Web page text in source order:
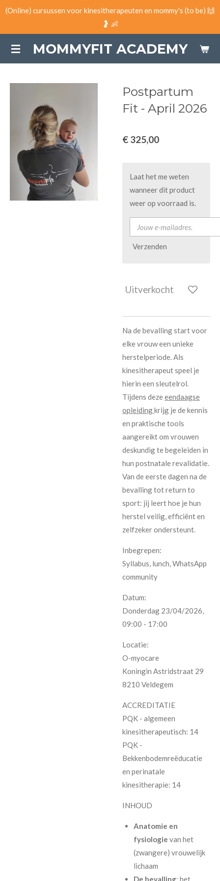
Ga
de
hoofdinhoud
MOMMYFIT ACADEMY
(Online) cursussen voor kinesitherapeuten en mommy's (to be) 🙌
🤰 👶
Postpartum
Fit - April 2026
€ 325,00
Laat het me weten
wanneer dit product
weer op voorraad is.
Verzenden
Uitverkocht
Na de bevalling start voor
elke vrouw een unieke
herstelperiode. Als
kinesitherapeut speel je
hierin een sleutelrol.
Tijdens dezeeendaagse
opleidingkrijg je de kennis
en praktische tools
aangereikt om vrouwen
deskundig te begeleiden in
hun postnatale revalidatie.
Van de eerste dagen na de
bevalling tot return to
sport: jij leert hoe je hun
herstel veilig, efficiënt en
zelfzeker ondersteunt.
Inbegrepen:
Syllabus, lunch, WhatsApp
community
Datum:
Donderdag 23/04/2026,
09:00 - 17:00
Locatie:
O-myocare
Koningin Astridstraat 29
8210 Veldegem
ACCREDITATIE
PQK - algemeen
kinesitherapeutisch: 14
PQK -
Bekkenbodemreëducatie
en perinatale
kinesitherapie: 14
INHOUD
Anatomie en
fysiologie van het
(zwangere) vrouwelijk
lichaam
De bevalling: het